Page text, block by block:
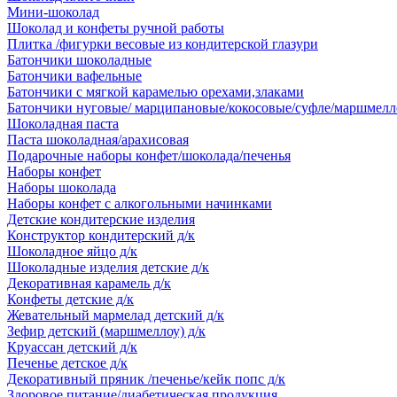
Мини-шоколад
Шоколад и конфеты ручной работы
Плитка /фигурки весовые из кондитерской глазури
Батончики шоколадные
Батончики вафельные
Батончики с мягкой карамелью орехами,злаками
Батончики нуговые/ марципановые/кокосовые/суфле/
Шоколадная паста
Паста шоколадная/арахисовая
Подарочные наборы конфет/шоколада/печенья
Наборы конфет
Наборы шоколада
Наборы конфет с алкогольными начинками
Детские кондитерские изделия
Конструктор кондитерский д/к
Шоколадное яйцо д/к
Шоколадные изделия детские д/к
Декоративная карамель д/к
Конфеты детские д/к
Жевательный мармелад детский д/к
Зефир детский (маршмеллоу) д/к
Круассан детский д/к
Печенье детское д/к
Декоративный пряник /печенье/кейк попс д/к